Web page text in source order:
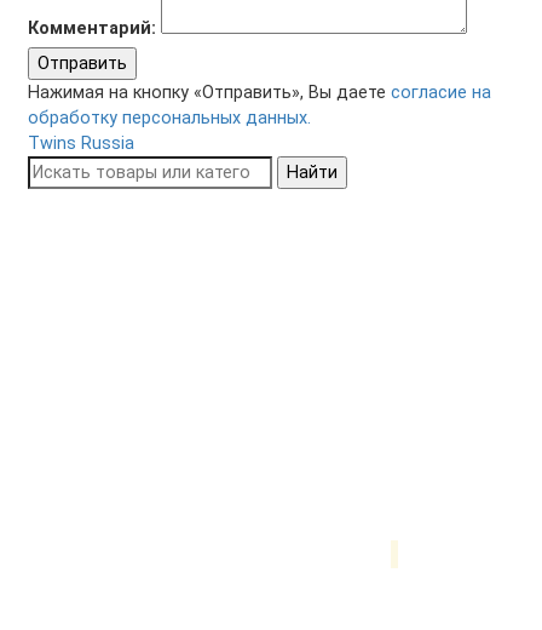
Комментарий:
Отправить
Нажимая на кнопку «Отправить», Вы даете согласие на
обработку персональных данных.
Twins Russia
Найти